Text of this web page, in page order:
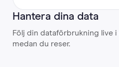
Hantera dina data
Följ din dataförbrukning live i
medan du reser.